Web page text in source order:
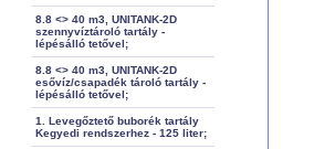
8.8 <> 40 m3, UNITANK-2D
szennyvíztároló tartály -
lépésálló tetővel;
8.8 <> 40 m3, UNITANK-2D
esővíz/csapadék tároló tartály -
lépésálló tetővel;
1. Levegőztető buborék tartály
Kegyedi rendszerhez - 125 liter;